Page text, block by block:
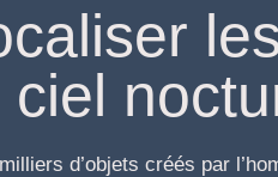
d’objets créés par